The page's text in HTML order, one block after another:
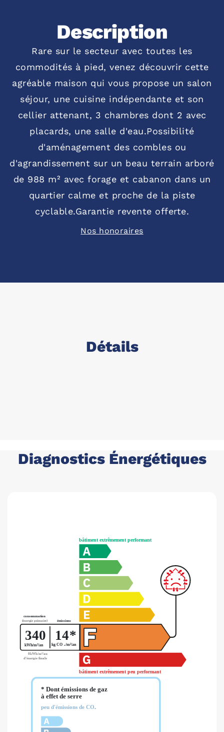
Description
Rare sur le secteur avec toutes les
commodités à pied, venez découvrir cette
agréable maison qui vous propose un salon
séjour, une cuisine indépendante et son
cellier attenant, 3 chambres dont 2 avec
placards, une salle d'eau.Possibilité
d'aménagement des combles ou
d'agrandissement sur un beau terrain arboré
de 988 m² avec forage et cabanon dans un
quartier calme et proche de la piste
cyclable.Garantie revente offerte.
Nos honoraires
Détails
Diagnostics Énergétiques